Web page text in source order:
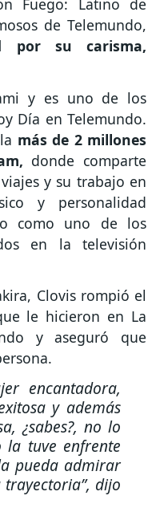
Fuego: Latino de
de Telemundo,
por su carisma,
y es uno de los
Día en Telemundo.
más de 2 millones
donde comparte
y su trabajo en
y personalidad
como uno de los
en la televisión
Clovis rompió el
le hicieron en La
y aseguró que
encantadora,
y además
¿sabes?, no lo
la tuve enfrente
pueda admirar
dijo